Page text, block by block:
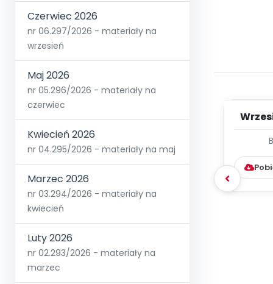
Czerwiec 2026
nr 06.297/2026 - materiały na
wrzesień
Maj 2026
nr 05.296/2026 - materiały na
czerwiec
Kwiecień 2026
nr 04.295/2026 - materiały na maj
Marzec 2026
nr 03.294/2026 - materiały na
kwiecień
Luty 2026
nr 02.293/2026 - materiały na
marzec